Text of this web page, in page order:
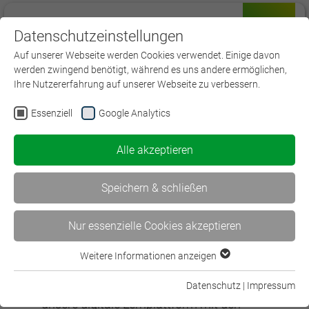
Registrierung für die Bausteine
Sehr geehrte Teilnehmer:innen,
hier das Vorgehen, damit Sie Zugriff auf die
Lerninhalte bekommen:
Registrierungsdaten eingeben und
absenden.
Bitte geben Sie hier Ihre Daten ein, um sich für
unsere digitale Lernplattform mit den
Datenschutzeinstellungen
Auf unserer Webseite werden Cookies verwendet. Einige davon
werden zwingend benötigt, während es uns andere ermöglichen,
Ihre Nutzererfahrung auf unserer Webseite zu verbessern.
Essenziell Google Analytics
Alle akzeptieren
Speichern & schließen
Nur essenzielle Cookies akzeptieren
Essenzielle Cookies werden für grundlegende Funktionen der
Weitere Informationen anzeigen
Datenschutz | Impressum